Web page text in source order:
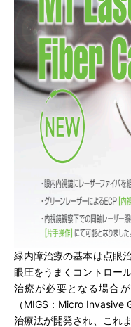
緑内障治療の基本は点眼
眼圧をうまくコントロー
治療が必要となる場合
（MIGS：Micro
治療法が開発され、これ